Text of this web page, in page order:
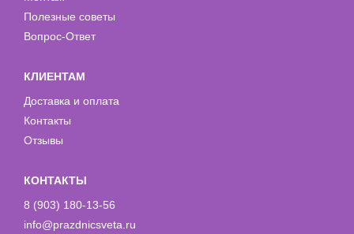
Полезные советы
Вопрос-Ответ
КЛИЕНТАМ
Доставка и оплата
Контакты
Отзывы
КОНТАКТЫ
8 (903) 180-13-56
info@prazdnicsveta.ru